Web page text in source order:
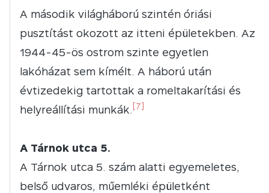
A második világháború szintén óriási
pusztítást okozott az itteni épületekben. Az
1944-45-ös ostrom szinte egyetlen
lakóházat sem kímélt. A háború után
évtizedekig tartottak a romeltakarítási és
helyreállítási munkák. [7]
A Tárnok utca 5.
A Tárnok utca 5. szám alatti egyemeletes,
belső udvaros, műemléki épületként